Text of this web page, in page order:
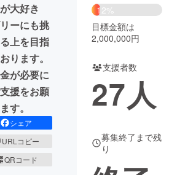
Social Good
CAMPFIRE Creation
さと納税machi-ya コミュニティ
大好き
ーにも挑
上を目指
ります。
が必要に
援をお願
す。
シェア
URLコピー
QRコード
12%
目標金額は
2,000,000円
支援者数
27人
募集終了まで残
り